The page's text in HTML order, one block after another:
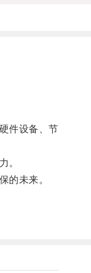
件设备、节
。
的未来。